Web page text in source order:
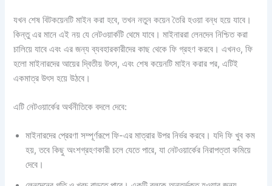
যখন শেষ বিটকয়েনটি মাইন করা হবে, তখন নতুন কয়েন তৈরি হওয়া বন্ধ হয়ে যাবে।
কিন্তু এর মানে এই নয় যে নেটওয়ার্কটি থেমে যাবে। মাইনাররা লেনদেন নিশ্চিত করা
চালিয়ে যাবে এবং এর জন্য ব্যবহারকারীদের কাছ থেকে ফি গ্রহণ করবে। এখনও, ফি
হলো মাইনারদের আয়ের দ্বিতীয় উৎস, এবং শেষ কয়েনটি মাইন করার পর, এটিই
একমাত্র উৎস হয়ে উঠবে।
এটি নেটওয়ার্কের অর্থনীতিকে বদলে দেবে:
মাইনারদের প্রেরণা সম্পূর্ণরূপে ফি-এর মাত্রার উপর নির্ভর করবে। যদি ফি খুব কম
হয়, তবে কিছু অংশগ্রহণকারী চলে যেতে পারে, যা নেটওয়ার্কের নিরাপত্তা কমিয়ে
দেবে।